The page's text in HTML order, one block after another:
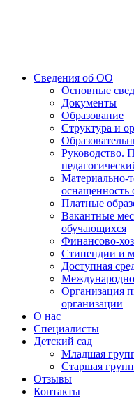
Сведения об ОО
Основные
Документы
Образование
Структура и
Руководство.
Материально-
оснащенность
Платные
Вакантные
обучающихся
Финансово-
Стипендии и
Доступная
Организация
организации
О нас
Специалисты
Детский сад
Младшая
Старшая
Отзывы
Контакты